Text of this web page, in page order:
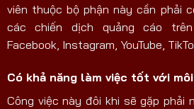
viên thuộc bộ phận này cần phải
các chiến dịch quảng cáo
Facebook, Instagram, YouTube,
Có khả năng làm việc tốt với
Công việc này đôi khi sẽ gặp phải